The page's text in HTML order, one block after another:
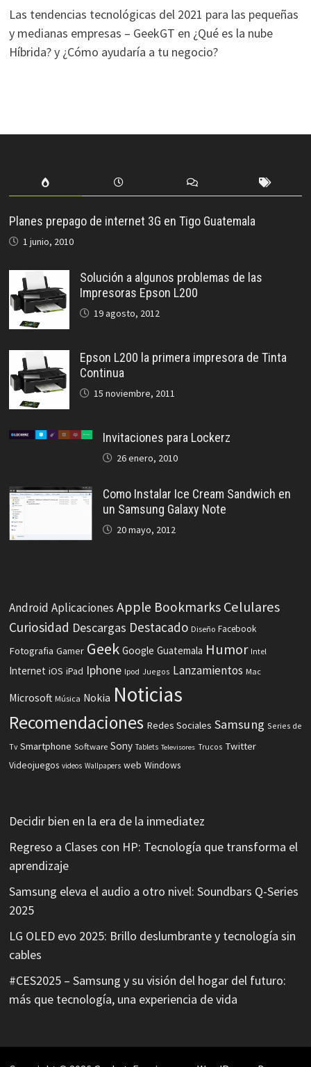
Las tendencias tecnológicas del 2021 para las pequeñas
y medianas empresas – GeekGT en ¿Qué es la nube
Híbrida? y ¿Cómo ayudaría a tu negocio?
Planes prepago de internet 3G en Tigo Guatemala
1 junio, 2010
Solución a algunos problemas de las
Impresoras Epson L200
19 agosto, 2012
Epson L200 la primera impresora de Tinta
Continua
15 noviembre, 2011
Invitaciones para Lockerz
26 enero, 2010
Como Instalar Ice Cream Sandwich en
un Samsung Galaxy Note
20 mayo, 2012
Android Aplicaciones Apple Bookmarks Celulares
Curiosidad Descargas Destacado Diseño Facebook
Fotografia Gamer Geek Google Guatemala Humor Intel
Internet iOS iPad Iphone Ipod Juegos Lanzamientos Mac
Microsoft Música Nokia Noticias
Recomendaciones Redes Sociales Samsung Series de
Tv Smartphone Software Sony Tablets Televisores Trucos Twitter
Videojuegos videos Wallpapers web Windows
Decidir bien en la era de la inmediatez
Regreso a Clases con HP: Tecnología que transforma el
aprendizaje
Samsung eleva el audio a otro nivel: Soundbars Q-Series
2025
LG OLED evo 2025: Brillo deslumbrante y tecnología sin
cables
#CES2025 – Samsung y su visión del hogar del futuro:
más que tecnología, una experiencia de vida